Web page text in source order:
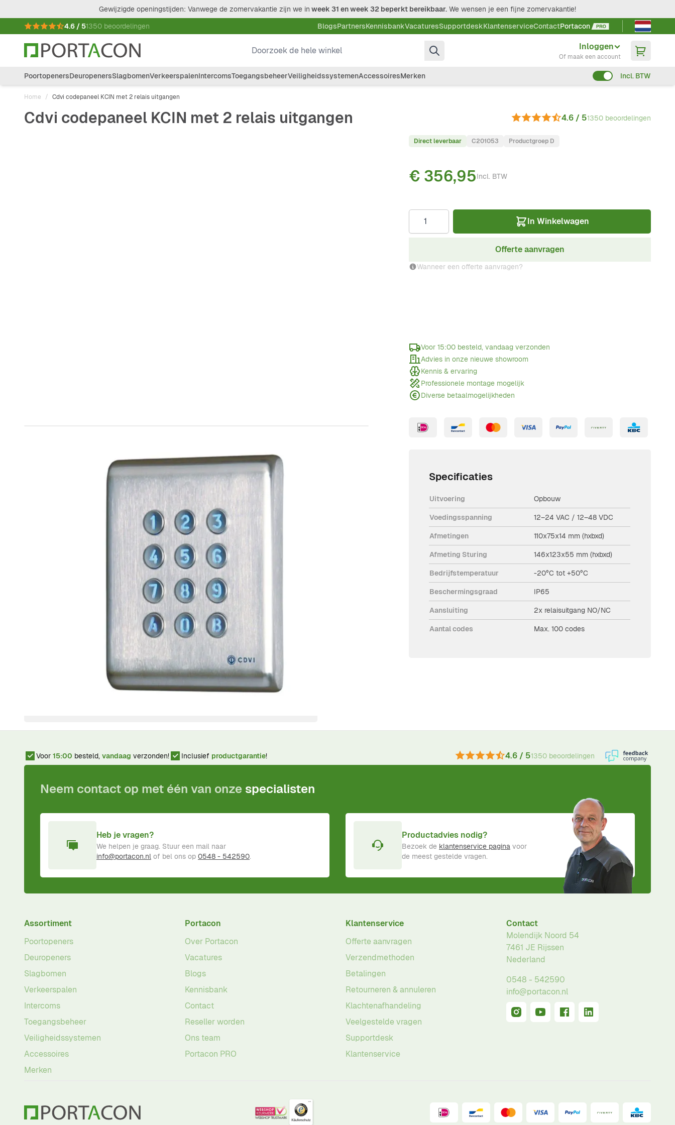
Gewijzigde openingstijden: Vanwege de zomervakantie zijn we in week 31 en week 32 beperkt bereikbaar. We wensen je een fijne zomervakantie!
4.6 / 51350 beoordelingen BlogsPartnersKennisbankVacaturesSupportdeskKlantenserviceContactPortacon
Taal kiezen
Doorzoek de hele winkel
Inloggen
Of maak een account
PoortopenersDeuropenersSlagbomenVerkeerspalenIntercomsToegangsbeheerVeiligheidssystemenAccessoiresMerken Incl. BTW
Home / Cdvi codepaneel KCIN met 2 relais uitgangen
Cdvi codepaneel KCIN met 2 relais uitgangen 4.6 / 51350 beoordelingen
Direct leverbaar C201053 Productgroep D
Incl. BTW
€ 356,95
In Winkelwagen
Offerte aanvragen
Wanneer een offerte aanvragen?
Voor 15:00 besteld, vandaag verzonden
Advies in onze nieuwe showroom
Kennis & ervaring
Professionele montage mogelijk
Diverse betaalmogelijkheden
Plus- en minpunten
Vandalismebestendig RVS Cdvi codepaneel KCIN opbouw met blauwe (LED) verlichte RVS
toetsen. Het paneel heeft 2 relaisuitgangen en een uitbouwdiepte van slechts 14 mm.
De externe sturing zorgt voor optimale veiligheid. Wanneer het codepaneel wordt verwijderd
(inbraak of vandalisme), kan de poort, slagboom of deur niet geopend worden.
Bij het bedienen van de toetsen klinkt een duidelijke toon.
KCIN codepaneel 2 relais, externe sturing (RVS)
Specificaties
Uitvoering Opbouw
Voedingsspanning 12–24 VAC / 12–48 VDC
Afmetingen 110x75x14 mm (hxbxd)
Afmeting Sturing 146x123x55 mm (hxbxd)
Bedrijfstemperatuur -20°C tot +50°C
Beschermingsgraad IP65
Aansluiting 2x relaisuitgang NO/NC
Aantal codes Max. 100 codes
Info / Handleidingen
Voor 15:00 besteld, vandaag verzonden! Inclusief productgarantie! 4.6 / 51350 beoordelingen
Neem contact op met één van onze specialisten
Heb je vragen?
We helpen je graag. Stuur een mail naar
info@portacon.nl of bel ons op 0548 - 542590.
Productadvies nodig?
Bezoek de klantenservice pagina voor
de meest gestelde vragen.
Assortiment
Poortopeners
Deuropeners
Slagbomen
Verkeerspalen
Intercoms
Toegangsbeheer
Veiligheidssystemen
Accessoires
Merken
Portacon
Over Portacon
Vacatures
Blogs
Kennisbank
Contact
Reseller worden
Ons team
Portacon PRO
Klantenservice
Offerte aanvragen
Verzendmethoden
Betalingen
Retourneren & annuleren
Klachtenafhandeling
Veelgestelde vragen
Supportdesk
Klantenservice
Contact
Molendijk Noord 54
7461 JE Rijssen
Nederland
0548 - 542590
info@portacon.nl